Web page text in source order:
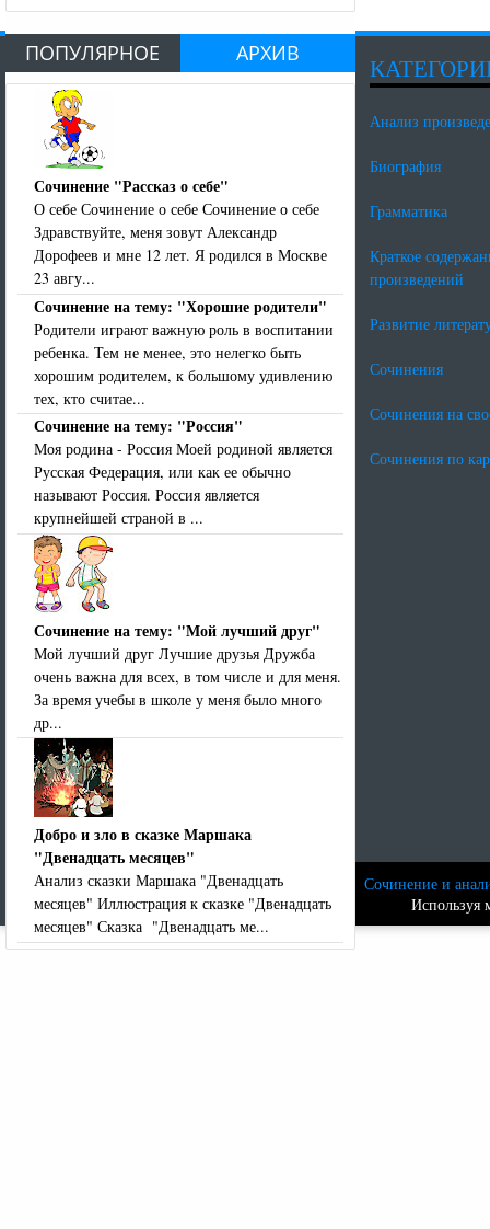
ПОПУЛЯРНОЕ АРХИВ
Сочинение "Рассказ о себе"
О себе Сочинение о себе Сочинение о себе
Здравствуйте, меня зовут Александр
Дорофеев и мне 12 лет. Я родился в Москве
23 авгу...
Сочинение на тему: "Хорошие родители"
Родители играют важную роль в воспитании
ребенка. Тем не менее, это нелегко быть
хорошим родителем, к большому удивлению
тех, кто считае...
Сочинение на тему: "Россия"
Моя родина - Россия Моей родиной является
Русская Федерация, или как ее обычно
называют Россия. Россия является
крупнейшей страной в ...
Сочинение на тему: "Мой лучший друг"
Мой лучший друг Лучшие друзья Дружба
очень важна для всех, в том числе и для меня.
За время учебы в школе у меня было много
др...
Добро и зло в сказке Маршака
"Двенадцать месяцев"
Анализ сказки Маршака "Двенадцать
месяцев" Иллюстрация к сказке "Двенадцать
месяцев" Сказка "Двенадцать ме...
Анализ
Биография
Грамматика
Краткое
произведений
Развитие
Сочинения
Сочинения на
Сочинения по
Сочинение и
Используя